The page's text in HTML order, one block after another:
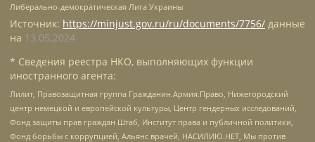
Либерально-демократическая Лига Украины
Источник: https://minjust.gov.ru/ru/documents/7756/ данные
на 13.05.2024
* Сведения реестра НКО, выполняющих функции
иностранного агента:
Лилит, Правозащитная группа Гражданин.Армия.Право, Нижегородский
центр немецкой и европейской культуры, Центр гендерных исследований,
Фонд защиты прав граждан Штаб, Институт права и публичной политики,
Фонд борьбы с коррупцией, Альянс врачей, НАСИЛИЮ.НЕТ, Мы против